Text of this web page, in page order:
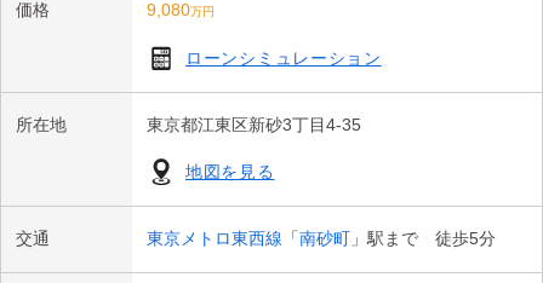
【階下に住戸なし】
●生活動線に優れた間取（回遊動線 ＆ 水廻り動線）
●豊富な収納スペース（LD収納×3箇所、WIC、トランクルー
ム、リネン庫）
価格 9,080万円
ローンシミュレーション
所在地 東京都江東区新砂3丁目4-35
地図を見る
交通 東京メトロ東西線 「南砂町 」駅まで 徒歩5分